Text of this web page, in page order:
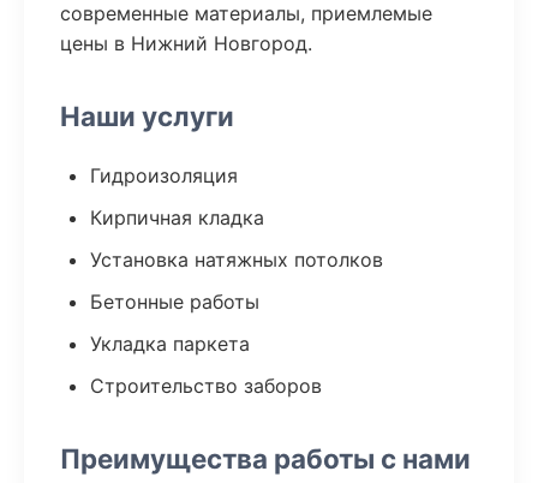
современные материалы, приемлемые
цены в Нижний Новгород.
Наши услуги
Гидроизоляция
Кирпичная кладка
Установка натяжных потолков
Бетонные работы
Укладка паркета
Строительство заборов
Преимущества работы с нами